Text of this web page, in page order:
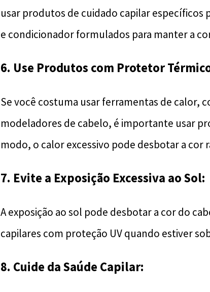
usar produtos de cuidado capilar específicos
e condicionador formulados para manter a
6. Use Produtos com Protetor
Se você costuma usar ferramentas de calor,
modeladores de cabelo, é importante usar
modo, o calor excessivo pode desbotar a cor
7. Evite a Exposição Excessiva ao Sol:
A exposição ao sol pode desbotar a cor do
capilares com proteção UV quando estiver
8. Cuide da Saúde Capilar: